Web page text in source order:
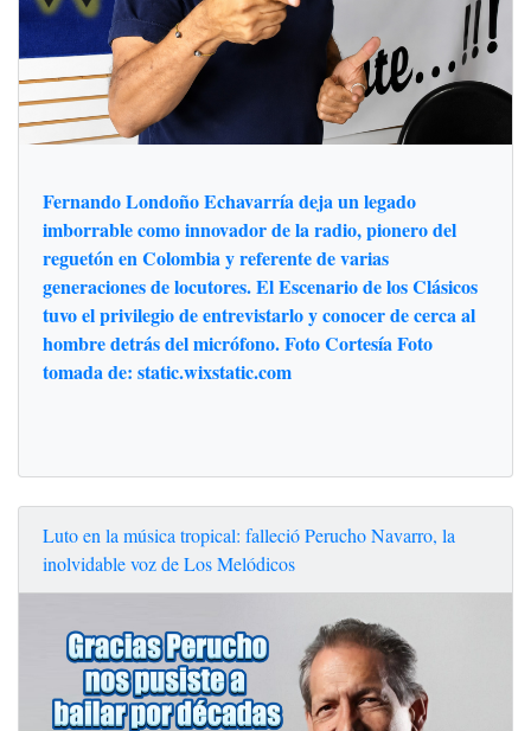
Fernando Londoño Echavarría deja un legado
imborrable como innovador de la radio, pionero del
reguetón en Colombia y referente de varias
generaciones de locutores. El Escenario de los Clásicos
tuvo el privilegio de entrevistarlo y conocer de cerca al
hombre detrás del micrófono. Foto Cortesía Foto
tomada de: static.wixstatic.com
Luto en la música tropical: falleció Perucho Navarro, la
inolvidable voz de Los Melódicos